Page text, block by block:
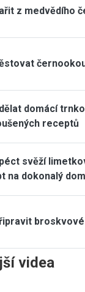
z medvědího
domácí
receptů
svěží
na dokonalý
videa